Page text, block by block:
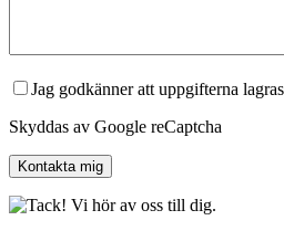
Jag godkänner att uppgifterna
Skyddas av Google reCaptcha